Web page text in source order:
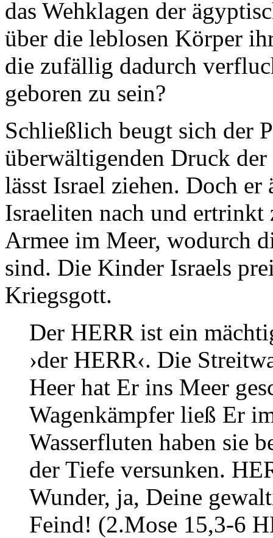
das Wehklagen der
über die leblosen Körper
die zufällig dadurch
geboren zu sein?
Schließlich beugt sich der
überwältigenden Druck
lässt Israel ziehen. Doch
Israeliten nach und ertrinkt
Armee im Meer, wodurch
sind. Die Kinder Israels
Kriegsgott.
Der HERR ist ein
›der HERR‹. Die
Heer hat Er ins Meer
Wagenkämpfer ließ Er
Wasserfluten haben sie
der Tiefe versunken.
Wunder, ja, Deine
Feind! (2.Mose 15,3-6